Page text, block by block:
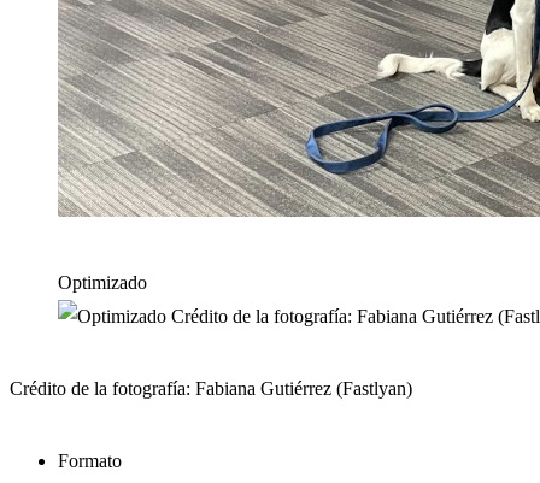
Optimizado
Crédito de la fotografía: Fabiana Gutiérrez (Fastlyan)
Formato